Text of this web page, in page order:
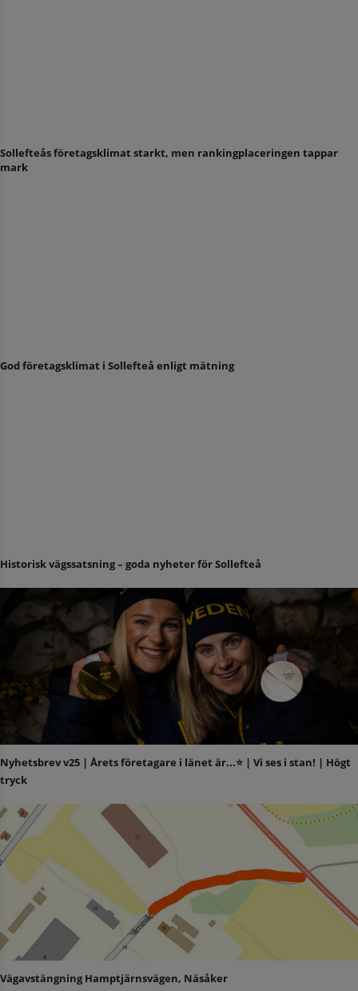
Sollefteås företagsklimat starkt, men rankingplaceringen tappar
mark
God företagsklimat i Sollefteå enligt mätning
Historisk vägssatsning – goda nyheter för Sollefteå
Nyhetsbrev v25 | Årets företagare i länet är...⭐️ | Vi ses i stan! | Högt
tryck
Vägavstängning Hamptjärnsvägen, Näsåker